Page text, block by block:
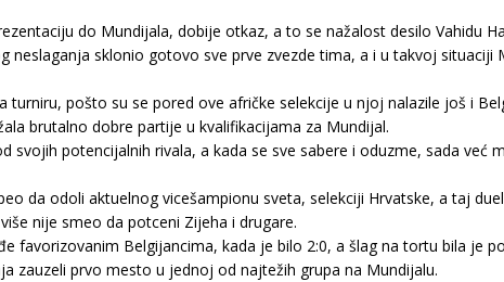
do Mundijala, dobije otkaz, a to se nažalost desilo Vahidu
neslaganja sklonio gotovo sve prve zvezde tima, a i u takvoj situaciji
turniru, pošto su se pored ove afričke selekcije u njoj nalazile još i
brutalno dobre partije u kvalifikacijama za Mundijal.
svojih potencijalnih rivala, a kada se sve sabere i oduzme, sada već
da odoli aktuelnog vicešampionu sveta, selekciji Hrvatske, a taj
nije smeo da potceni Zijeha i drugare.
favorizovanim Belgijancima, kada je bilo 2:0, a šlag na tortu bila je
zauzeli prvo mesto u jednoj od najtežih grupa na Mundijalu.